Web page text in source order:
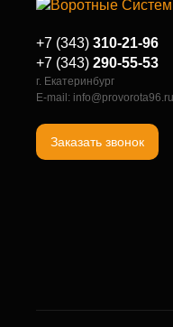
+7 (343) 310-21-96
+7 (343) 290-55-53
г. Екатеринбург
E-mail: info@provorota96.ru
Заказать звонок